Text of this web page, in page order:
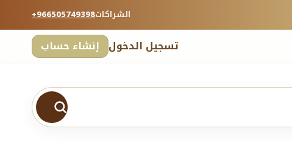
+966505749398الشراكات
تسجيل الدخول إنشاء حساب